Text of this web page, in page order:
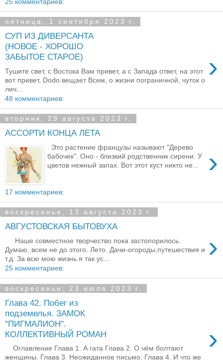
пятница, 1 сентября 2023 г.
СУП ИЗ ДИВЕРСАНТА
(НОВОЕ - ХОРОШО
ЗАБЫТОЕ СТАРОЕ)
›
Тушите свет, с Востока Вам привет, а с Запада ответ, на этот
вот привет, Dodo вещает Всем, о жизни пограничной, чуток о
лич...
48 комментариев:
вторник, 29 августа 2023 г.
АССОРТИ КОНЦА ЛЕТА
›
Это растение французы называют "Дерево
бабочек". Оно - близкий родственник сирени. У
цветов нежный запах. Вот этот куст никто не...
17 комментариев:
воскресенье, 13 августа 2023 г.
АВГУСТОВСКАЯ БЫТОВУХА
›
Наше совместное творчество пока застопорилось.
Думаю, всем не до этого. Лето. Дачи-огороды,путешествия и
т.д. За всю мою жизнь я так ус...
25 комментариев:
воскресенье, 23 июля 2023 г.
Глава 42. Побег из
подземелья. ЗАМОК
"ПИГМАЛИОН".
КОЛЛЕКТИВНЫЙ РОМАН
›
Оглавление Глава 1. А гата Глава 2. О чём болтают
женщины. Глава 3. Неожиданное письмо. Глава 4. И что же